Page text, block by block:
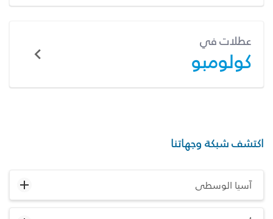
عطلات في
كولومبو
اكتشف شبكة وجهاتنا
آسيا الوسطى